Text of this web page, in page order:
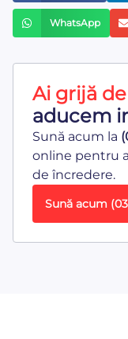
WhatsApp
Ai grijă
aducem
Sună acum la
online pentru
de încredere.
Sună acum